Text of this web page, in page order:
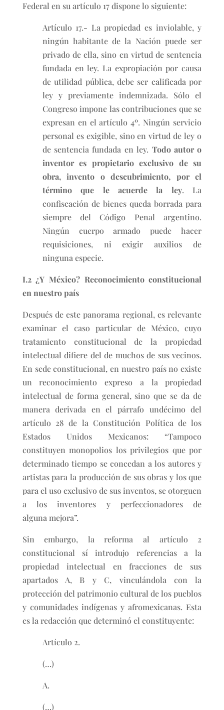
Federal en su artículo 17 dispone lo siguiente:
Artículo 17.- La propiedad es inviolable, y
ningún habitante de la Nación puede ser
privado de ella, sino en virtud de sentencia
fundada en ley. La expropiación por causa
de utilidad pública, debe ser calificada por
ley y previamente indemnizada. Sólo el
Congreso impone las contribuciones que se
expresan en el artículo 4º. Ningún servicio
personal es exigible, sino en virtud de ley o
de sentencia fundada en ley. Todo autor o
inventor es propietario exclusivo de su
obra, invento o descubrimiento, por el
término que le acuerde la ley. La
confiscación de bienes queda borrada para
siempre del Código Penal argentino.
Ningún cuerpo armado puede hacer
requisiciones, ni exigir auxilios de
ninguna especie.
I.2 ¿Y México? Reconocimiento constitucional
en nuestro país
Después de este panorama regional, es relevante
examinar el caso particular de México, cuyo
tratamiento constitucional de la propiedad
intelectual difiere del de muchos de sus vecinos.
En sede constitucional, en nuestro país no existe
un reconocimiento expreso a la propiedad
intelectual de forma general, sino que se da de
manera derivada en el párrafo undécimo del
artículo 28 de la Constitución Política de los
Estados Unidos Mexicanos: “Tampoco
constituyen monopolios los privilegios que por
determinado tiempo se concedan a los autores y
artistas para la producción de sus obras y los que
para el uso exclusivo de sus inventos, se otorguen
a los inventores y perfeccionadores de
alguna mejora”.
Sin embargo, la reforma al artículo 2
constitucional sí introdujo referencias a la
propiedad intelectual en fracciones de sus
apartados A, B y C, vinculándola con la
protección del patrimonio cultural de los pueblos
y comunidades indígenas y afromexicanas. Esta
es la redacción que determinó el constituyente:
Artículo 2.
(…)
A.
(…)